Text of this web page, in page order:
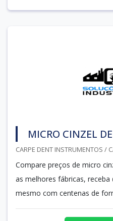
MICRO CINZEL
CARPE DENT INSTRUMENTOS /
Compare preços de micro
as melhores fábricas,
mesmo com centenas de